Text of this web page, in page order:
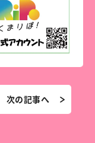
次の記事へ